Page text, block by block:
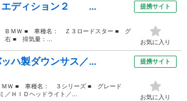
エディション２ ...
ＭＷ ■ 車種名： Ｚ３ロードスター ■ グ
■ 排気量：...
提携サイト
お気に入り
ハ製ダウンサス／...
Ｗ ■ 車種名： ３シリーズ ■ グレード
ＨＩＤヘッドライト／...
提携サイト
お気に入り